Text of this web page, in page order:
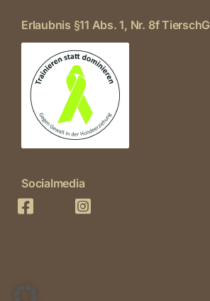
Erlaubnis §11 Abs. 1, Nr. 8f TierschG
Socialmedia